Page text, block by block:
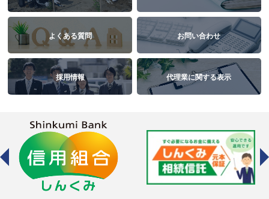
よくある質問 お問い合わせ
採用情報 代理業に関する表示